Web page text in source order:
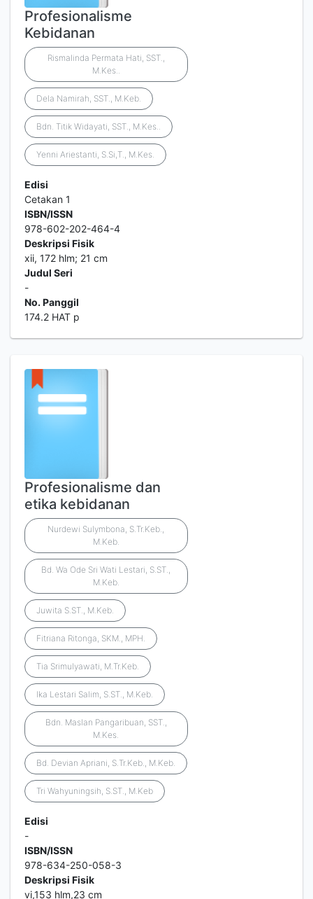
Profesionalisme
Kebidanan
Rismalinda Permata Hati, SST.,
M.Kes..
Dela Namirah, SST., M.Keb.
Bdn. Titik Widayati, SST., M.Kes..
Yenni Ariestanti, S.Si,T., M.Kes.
Edisi
Cetakan 1
ISBN/ISSN
978-602-202-464-4
Deskripsi Fisik
xii, 172 hlm; 21 cm
Judul Seri
-
No. Panggil
174.2 HAT p
Profesionalisme dan
etika kebidanan
Nurdewi Sulymbona, S.Tr.Keb.,
M.Keb.
Bd. Wa Ode Sri Wati Lestari, S.ST.,
M.Keb.
Juwita S.ST., M.Keb.
Fitriana Ritonga, SKM., MPH.
Tia Srimulyawati, M.Tr.Keb.
Ika Lestari Salim, S.ST., M.Keb.
Bdn. Maslan Pangaribuan, SST.,
M.Kes.
Bd. Devian Apriani, S.Tr.Keb., M.Keb.
Tri Wahyuningsih, S.ST., M.Keb
Edisi
-
ISBN/ISSN
978-634-250-058-3
Deskripsi Fisik
vi,153 hlm,23 cm